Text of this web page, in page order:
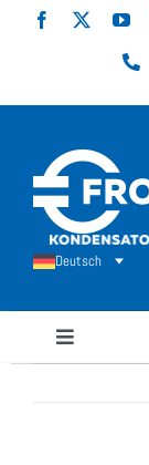
Deutsch
Navigation